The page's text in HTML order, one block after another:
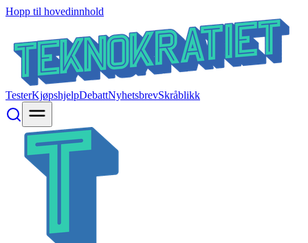
Hopp til hovedinnhold
TesterKjøpshjelpDebattNyhetsbrevSkråblikk